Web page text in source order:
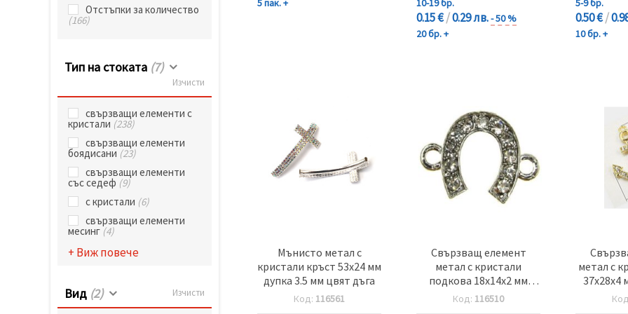
Отстъпки за количество
(166)
Тип на стоката (7)
Изчисти
свързващи елементи с
кристали (238)
свързващи елементи
боядисани (23)
свързващи елементи
със седеф (9)
с кристали (6)
свързващи елементи
месинг(4)
+ Виж повече
Вид (2) Изчисти
0.15 €/0.29 лв.- 50 %
20 бр. +
0.50 €/
10 бр. +
Мънисто метал с
кристали кръст 53x24 мм
дупка 3.5 мм цвят дъга
Код: 116561
Свързващ елемент
метал с кристали
подкова 18x14x2 мм
дупка 2 мм цвят сребро
-2 броя
Код: 116510
метал с
37x28x4